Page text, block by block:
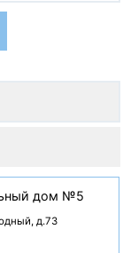
дом №5
д.73